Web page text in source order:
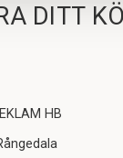
DITT
HB